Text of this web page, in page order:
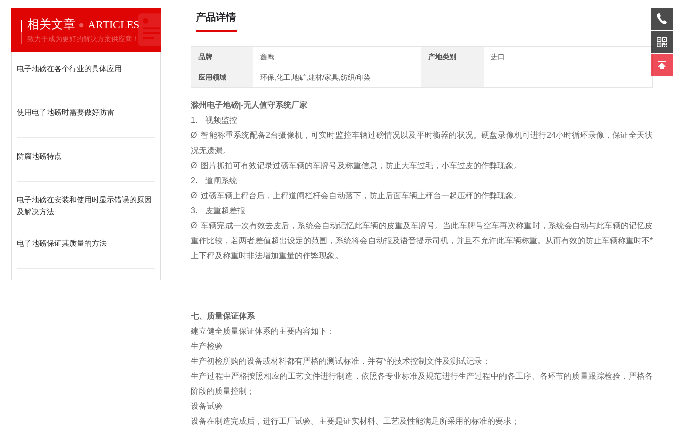
相关文章 ARTICLES
致力于成为更好的解决方案供应商！
电子地磅在各个行业的具体应用
使用电子地磅时需要做好防雷
防腐地磅特点
电子地磅在安装和使用时显示错误的原因
及解决方法
电子地磅保证其质量的方法
产品详情
品牌 鑫鹰 产地类别 进口
应用领域 环保,化工,地矿,建材/家具,纺织/印染
滁州电子地磅|-无人值守系统厂家
1. 视频监控
Ø 智能称重系统配备2台摄像机，可实时监控车辆过磅情况以及平时衡器的状况。硬盘录像机可进行24小时循环录像，保证全天状
况无遗漏。
Ø 图片抓拍可有效记录过磅车辆的车牌号及称重信息，防止大车过毛，小车过皮的作弊现象。
2. 道闸系统
Ø 过磅车辆上秤台后，上秤道闸栏杆会自动落下，防止后面车辆上秤台一起压秤的作弊现象。
3.
皮重超差报
Ø车辆完成一次有效去皮后，系统会自动记忆此车辆的皮重及车牌号。当此车牌号空车再次称重时，系统会自动与此车辆的记忆皮
重作比较，若两者差值超出设定的范围，系统将会自动报及语音提示司机，并且不允许此车辆称重。从而有效的防止车辆称重时不*
上下秤及称重时非法增加重量的作弊现象。
七、质量保证体系
建立健全质量保证体系的主要内容如下：
生产检验
生产初检所购的设备或材料都有严格的测试标准，并有*的技术控制文件及测试记录；
生产过程中严格按照相应的工艺文件进行制造，依照各专业标准及规范进行生产过程中的各工序、各环节的质量跟踪检验，严格各
阶段的质量控制；
设备试验
设备在制造完成后，进行工厂试验。主要是证实材料、工艺及性能满足所采用的标准的要求；